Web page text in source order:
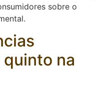
sobre o
na